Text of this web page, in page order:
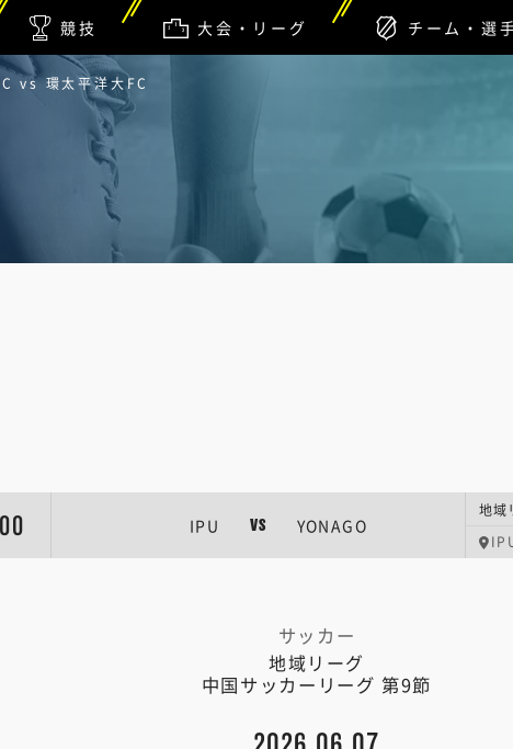
競技 大会・リーグ チーム・選
vs 環太平洋大FC
IPU VS YONAGO
地
サッカー
地域リーグ
中国サッカーリーグ 第9節